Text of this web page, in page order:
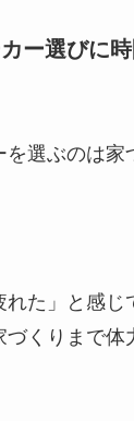
ー選びに
を選ぶのは家
れた」と感じ
くりまで体